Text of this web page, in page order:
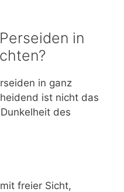
in
in ganz
ist nicht das
des
freier Sicht,